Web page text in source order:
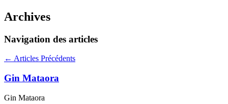
Archives
Navigation des articles
← Articles Précédents
Gin Mataora
Gin Mataora